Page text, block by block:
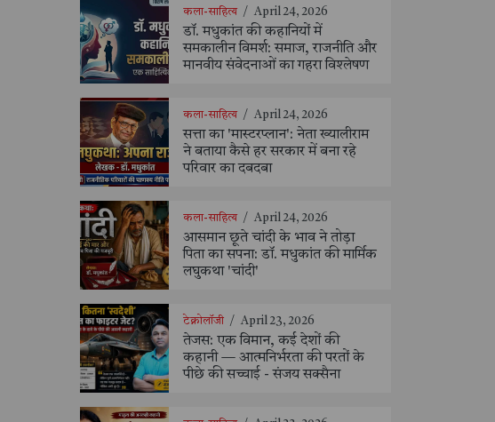
कला-साहित्य / April 24, 2026
डॉ. मधुकांत की कहानियों में
समकालीन विमर्श: समाज, राजनीति और
मानवीय संवेदनाओं का गहरा विश्लेषण
कला-साहित्य / April 24, 2026
सत्ता का 'मास्टरप्लान': नेता ख्यालीराम
ने बताया कैसे हर सरकार में बना रहे
परिवार का दबदबा
कला-साहित्य / April 24, 2026
आसमान छूते चांदी के भाव ने तोड़ा
पिता का सपना: डॉ. मधुकांत की मार्मिक
लघुकथा 'चांदी'
टेक्नोलॉजी / April 23, 2026
तेजस: एक विमान, कई देशों की
कहानी — आत्मनिर्भरता की परतों के
पीछे की सच्चाई - संजय सक्सैना